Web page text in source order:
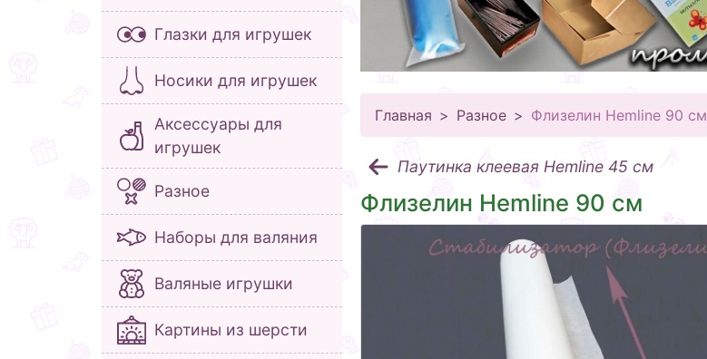
Глазки для игрушек
Носики для игрушек
Аксессуары для
игрушек
Разное
Наборы для валяния
Валяные игрушки
Картины из шерсти
Главная Разное Флизелин Hemline 90 см
Паутинка клеевая Hemline 45 см
Флизелин Hemline 90 см